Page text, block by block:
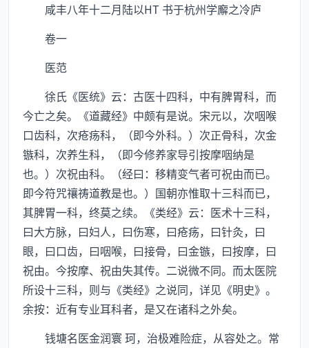
咸丰八年十二月陆以HT 书于杭州学廨之冷庐
卷一
医范
徐氏《医统》云：古医十四科，中有脾胃科，而
今亡之矣。《道藏经》中颇有是说。宋元以，次咽喉
口齿科，次疮疡科，（即今外科。）次正骨科，次金
镞科，次养生科，（即今修养家导引按摩咽纳是
也。）次祝由科。（经曰：移精变气者可祝由而已。
即今符咒禳祷道教是也。）国朝亦惟取十三科而已，
其脾胃一科，终莫之续。《类经》云：医术十三科，
曰大方脉，曰妇人，曰伤寒，曰疮疡，曰针灸，曰
眼，曰口齿，曰咽喉，曰接骨，曰金镞，曰按摩，曰
祝由。今按摩、祝由失其传。二说微不同。而太医院
所设十三科，则与《类经》之说同，详见《明史》。
余按：近有专业耳科者，是又在诸科之外矣。
钱塘名医金润寰 珂，治极难险症，从容处之。常